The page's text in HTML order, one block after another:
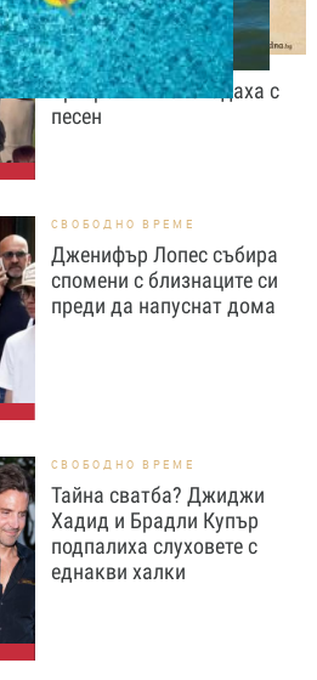
Дъщерята на Тодор
Батков вдигна сватба,
Стоичков и Братя
Аргирови я изненадаха с
песен
СВОБОДНО ВРЕМЕ
Дженифър Лопес събира
спомени с близнаците си
преди да напуснат дома
СВОБОДНО ВРЕМЕ
Тайна сватба? Джиджи
Хадид и Брадли Купър
подпалиха слуховете с
еднакви халки